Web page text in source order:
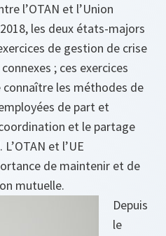
l’OTAN et l’Union
les deux états-majors
de gestion de crise
; ces exercices
les méthodes de
de part et
et le partage
et l’UE
de maintenir et de
mutuelle.
Depuis
le